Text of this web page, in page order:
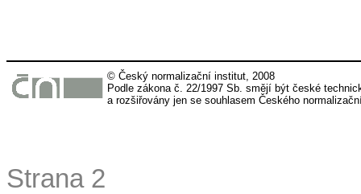
© Český normalizační institut, 2008
Podle zákona č. 22/1997 Sb. smějí být české
a rozšiřovány jen se souhlasem Českého
Strana 2